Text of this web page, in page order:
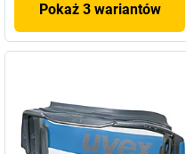
Pokaż 3 wariantów